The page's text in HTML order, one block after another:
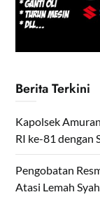
Berita Terkini
Kapolsek
RI ke-81 dengan
Pengobatan
Atasi Lemah